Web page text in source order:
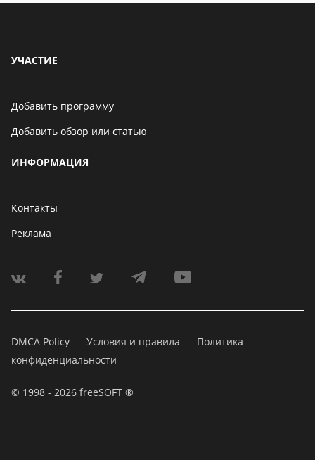
УЧАСТИЕ
Добавить программу
Добавить обзор или статью
ИНФОРМАЦИЯ
Контакты
Реклама
DMCA Policy Условия и правила
Политика
конфиденциальности
© 1998 - 2026 freeSOFT ®